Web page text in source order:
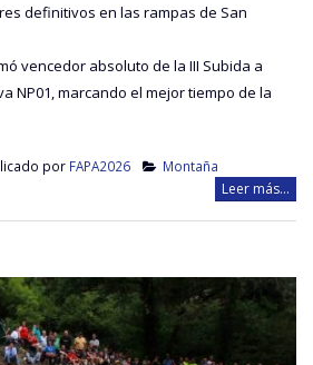
definitivos en las rampas de San
vencedor absoluto de la III Subida a
NP01, marcando el mejor tiempo de la
por FAPA2026 Montaña
Leer más...